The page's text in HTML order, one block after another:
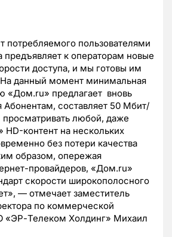
потребляемого пользователями
предъявляет к операторам новые
доступа, и мы готовы им
На данный момент минимальная
«Дом.ru» предлагает вновь
составляет 50 Мбит/
любой, даже
контент на нескольких
без потери качества
образом, опережая
провайдеров, «Дом.ru»
скорости широкополосного
— отмечает заместитель
по коммерческой
«ЭР-Телеком Холдинг» Михаил